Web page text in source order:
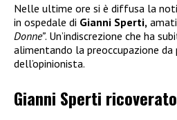
Nelle ultime ore si è diffusa la
in ospedale di Gianni Sperti,
Donne”. Un’indiscrezione che ha
alimentando la preoccupazione da
dell’opinionista.
Gianni Sperti